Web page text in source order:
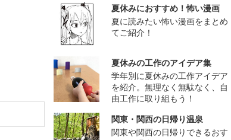
夏休みにおすすめ！怖い漫画
夏に読みたい怖い漫画をまとめ
てご紹介！
夏休みの工作のアイデア集
学年別に夏休みの工作アイデア
を紹介。無理なく無駄なく、自
由工作に取り組もう！
関東・関西の日帰り温泉
関東や関西の日帰りできるおす